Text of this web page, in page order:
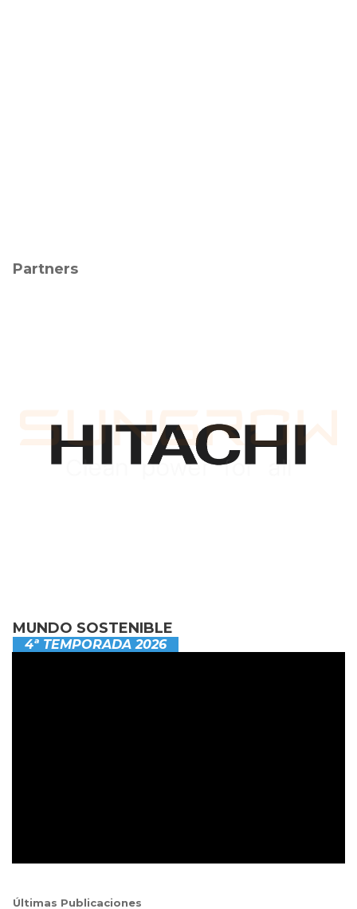
Partners
MUNDO SOSTENIBLE
4ª TEMPORADA 2026
Últimas Publicaciones